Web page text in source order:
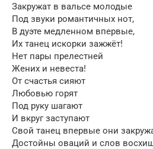
Закружат в вальсе молодые
Под звуки романтичных нот,
В дуэте медленном впервые,
Их танец искорки зажжёт!
Нет пары прелестней
Жених и невеста!
От счастья сияют
Любовью горят
Под руку шагают
И вкруг заступают
Свой танец впервые они
Достойны оваций и слов